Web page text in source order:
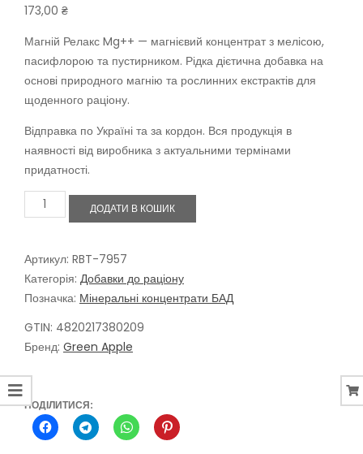
основі
173,00 ₴
Магній Релакс Mg++ — магнієвий концентрат з мелісою,
пасифлорою та пустирником. Рідка дієтична добавка на
основі природного магнію та рослинних екстрактів для
щоденного раціону.
Відправка по Україні та за кордон. Вся продукція в
наявності від виробника з актуальними термінами
придатності.
Магній
Релакс
захист
дієтична
добавка,
100
мл
кількість
ДОДАТИ В КОШИК
Артикул: RBT-7957
Категорія: Добавки до раціону
Позначка: Мінеральні концентрати БАД
GTIN: 4820217380209
Бренд: Green Apple
ПОДІЛИТИСЯ: